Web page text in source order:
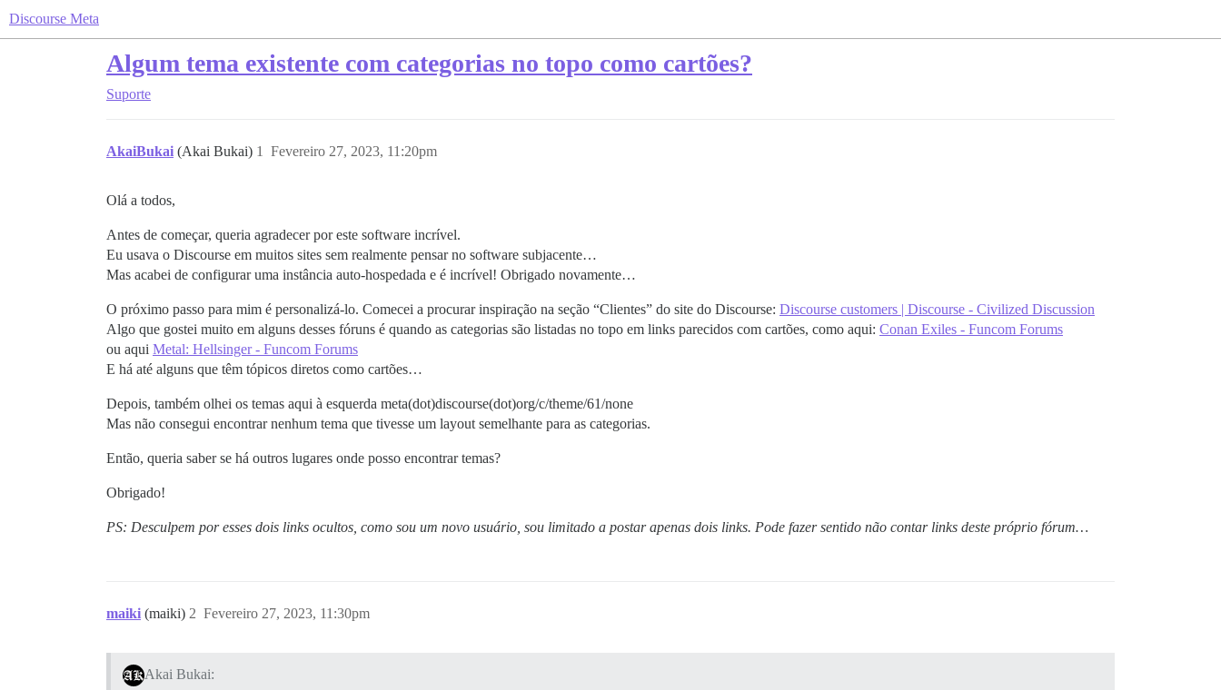
Discourse Meta
Algum tema existente com categorias no topo como cartões?
Suporte
AkaiBukai (Akai Bukai) Fevereiro 27, 2023, 11:20pm
1
Olá a todos,
Antes de começar, queria agradecer por este software incrível.
Eu usava o Discourse em muitos sites sem realmente pensar no software subjacente…
Mas acabei de configurar uma instância auto-hospedada e é incrível! Obrigado novamente…
O próximo passo para mim é personalizá-lo. Comecei a procurar inspiração na seção “Clientes” do site do Discourse: Discourse customers | Discourse - Civilized Discussion
Algo que gostei muito em alguns desses fóruns é quando as categorias são listadas no topo em links parecidos com cartões, como aqui: Conan Exiles - Funcom Forums
ou aqui Metal: Hellsinger - Funcom Forums
E há até alguns que têm tópicos diretos como cartões…
Depois, também olhei os temas aqui à esquerda meta(dot)discourse(dot)org/c/theme/61/none
Mas não consegui encontrar nenhum tema que tivesse um layout semelhante para as categorias.
Então, queria saber se há outros lugares onde posso encontrar temas?
Obrigado!
PS: Desculpem por esses dois links ocultos, como sou um novo usuário, sou limitado a postar apenas dois links. Pode fazer sentido não contar links deste próprio fórum…
maiki (maiki) Fevereiro 27, 2023, 11:30pm
2
Akai Bukai: